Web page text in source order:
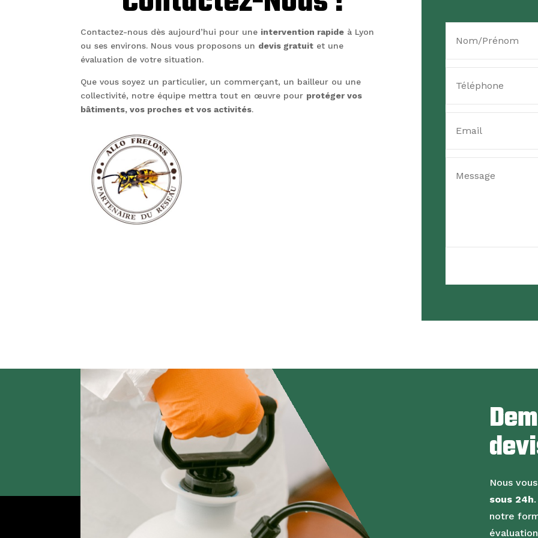
Contactez-nous dès aujourd’hui pour une intervention rapide à Lyon
ou ses environs. Nous vous proposons un devis gratuit et une
évaluation de votre situation.
Que vous soyez un particulier, un commerçant, un bailleur ou une
collectivité, notre équipe mettra tout en œuvre pour protéger vos
bâtiments, vos proches et vos activités.
Nous
sous 24h
notre